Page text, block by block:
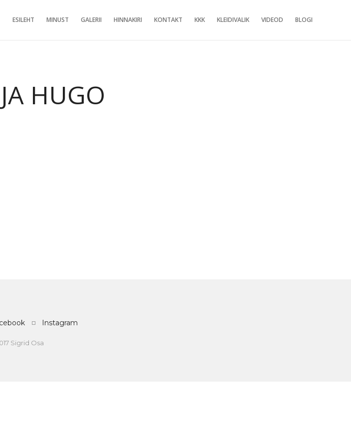
ESILEHT MINUST GALERII HINNAKIRI KONTAKT KKK KLEIDIVALIK VIDEOD BLOGI
HUGO
Instagram
Sigrid Osa